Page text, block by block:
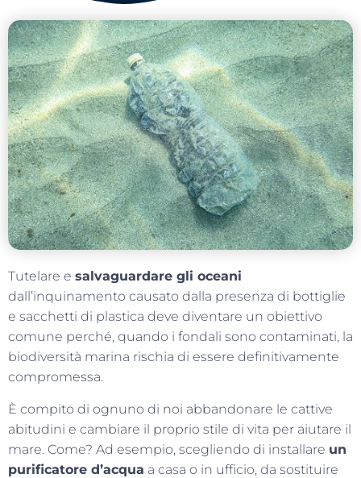
Tutelare e salvaguardare gli oceani
dall’inquinamento causato dalla presenza di bottiglie
e sacchetti di plastica deve diventare un obiettivo
comune perché, quando i fondali sono contaminati, la
biodiversità marina rischia di essere definitivamente
compromessa.
È compito di ognuno di noi abbandonare le cattive
abitudini e cambiare il proprio stile di vita per aiutare il
mare. Come? Ad esempio, scegliendo di installare un
purificatore d’acqua a casa o in ufficio, da sostituire